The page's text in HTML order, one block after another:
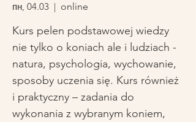
пн, 04.03
  |
online
Kurs pelen podstawowej wiedzy
nie tylko o koniach ale i ludziach -
natura, psychologia, wychowanie,
sposoby uczenia się. Kurs również
i praktyczny – zadania do
wykonania z wybranym koniem,